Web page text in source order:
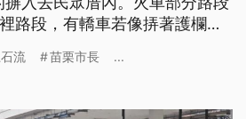
路段，有轎車若像挵著護欄，
流 苗栗市長 ...